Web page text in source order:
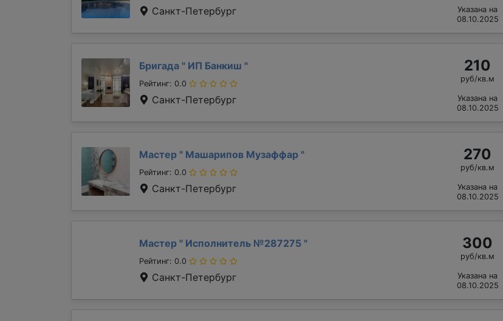
Санкт-Петербург
Указана на
08.10.2025
Бригада " ИП Банкиш "
Рейтинг: 0.0
Санкт-Петербург
210
руб/кв.м
Указана на
08.10.2025
Мастер " Машарипов Музаффар "
Рейтинг: 0.0
Санкт-Петербург
270
руб/кв.м
Указана на
08.10.2025
Мастер " Исполнитель №287275 "
Рейтинг: 0.0
Санкт-Петербург
300
руб/кв.м
Указана на
08.10.2025